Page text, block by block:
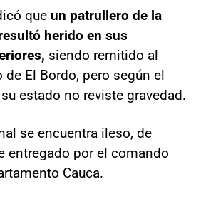
que un patrullero de la
herido en sus
siendo remitido al
El Bordo, pero según el
estado no reviste gravedad.
se encuentra ileso, de
entregado por el comando
Cauca.